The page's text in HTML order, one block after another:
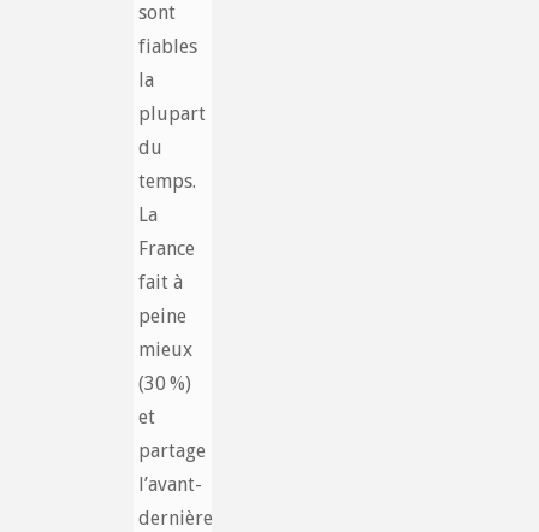
sont
fiables
la
plupart
du
temps.
La
France
fait à
peine
mieux
(30 %)
et
partage
l’avant-
dernière